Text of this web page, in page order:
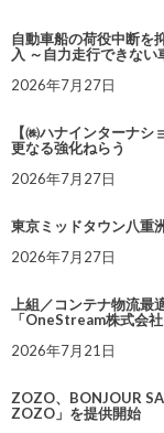
自動車船の荷役中断を
入 ～自力走行できない
2026年7月27日
【㈱ハナインターナ
更なる強化ねらう
2026年7月27日
東京ミッドタウン八重
2026年7月27日
上組／コンテナ物流最
「OneStream株式会
2026年7月21日
ZOZO、BONJOUR
ZOZO」を提供開始